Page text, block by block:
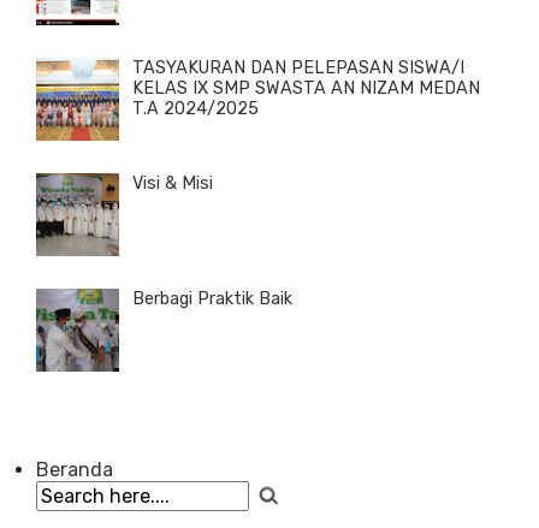
TASYAKURAN DAN PELEPASAN SISWA/I
KELAS IX SMP SWASTA AN NIZAM MEDAN
T.A 2024/2025
Visi & Misi
Berbagi Praktik Baik
Beranda